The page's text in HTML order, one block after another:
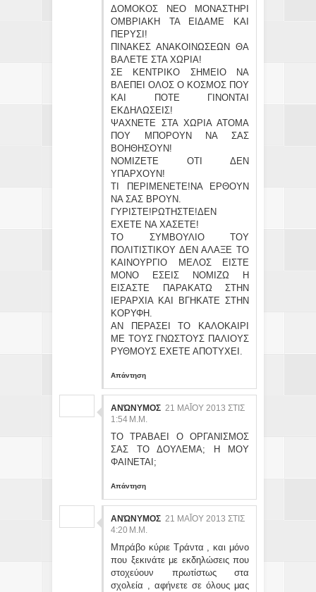
ΔΟΜΟΚΟΣ ΝΕΟ ΜΟΝΑΣΤΗΡΙ
ΟΜΒΡΙΑΚΗ ΤΑ ΕΙΔΑΜΕ ΚΑΙ
ΠΕΡΥΣΙ!
ΠΙΝΑΚΕΣ ΑΝΑΚΟΙΝΩΣΕΩΝ ΘΑ
ΒΑΛΕΤΕ ΣΤΑ ΧΩΡΙΑ!
ΣΕ ΚΕΝΤΡΙΚΟ ΣΗΜΕΙΟ ΝΑ
ΒΛΕΠΕΙ ΟΛΟΣ Ο ΚΟΣΜΟΣ ΠΟΥ
ΚΑΙ ΠΟΤΕ ΓΙΝΟΝΤΑΙ
ΕΚΔΗΛΩΣΕΙΣ!
ΨΑΧΝΕΤΕ ΣΤΑ ΧΩΡΙΑ ΑΤΟΜΑ
ΠΟΥ ΜΠΟΡΟΥΝ ΝΑ ΣΑΣ
ΒΟΗΘΗΣΟΥΝ!
ΝΟΜΙΖΕΤΕ ΟΤΙ ΔΕΝ
ΥΠΑΡΧΟΥΝ!
ΤΙ ΠΕΡΙΜΕΝΕΤΕ!ΝΑ ΕΡΘΟΥΝ
ΝΑ ΣΑΣ ΒΡΟΥΝ.
ΓΥΡΙΣΤΕ!ΡΩΤΗΣΤΕ!ΔΕΝ
ΕΧΕΤΕ ΝΑ ΧΑΣΕΤΕ!
ΤΟ ΣΥΜΒΟΥΛΙΟ ΤΟΥ
ΠΟΛΙΤΙΣΤΙΚΟΥ ΔΕΝ ΑΛΑΞΕ ΤΟ
ΚΑΙΝΟΥΡΓΙΟ ΜΕΛΟΣ ΕΙΣΤΕ
ΜΟΝΟ ΕΣΕΙΣ ΝΟΜΙΖΩ Η
ΕΙΣΑΣΤΕ ΠΑΡΑΚΑΤΩ ΣΤΗΝ
ΙΕΡΑΡΧΙΑ ΚΑΙ ΒΓΗΚΑΤΕ ΣΤΗΝ
ΚΟΡΥΦΗ.
ΑΝ ΠΕΡΑΣΕΙ ΤΟ ΚΑΛΟΚΑΙΡΙ
ΜΕ ΤΟΥΣ ΓΝΩΣΤΟΥΣ ΠΑΛΙΟΥΣ
ΡΥΘΜΟΥΣ ΕΧΕΤΕ ΑΠΟΤΥΧΕΙ.
Απάντηση
ΑΝΏΝΥΜΟΣ 21 ΜΑΪ́ΟΥ 2013 ΣΤΙΣ 1:
54 Μ.Μ.
ΤΟ ΤΡΑΒΑΕΙ Ο ΟΡΓΑΝΙΣΜΟΣ
ΣΑΣ ΤΟ ΔΟΥΛΕΜΑ; Η ΜΟΥ
ΦΑΙΝΕΤΑΙ;
Απάντηση
ΑΝΏΝΥΜΟΣ 21 ΜΑΪ́ΟΥ 2013 ΣΤΙΣ 4:
20 Μ.Μ.
Μπράβο κύριε Τράντα , και μόνο
που ξεκινάτε με εκδηλώσεις που
στοχεύουν πρωτίστως στα
σχολεία , αφήνετε σε όλους μας